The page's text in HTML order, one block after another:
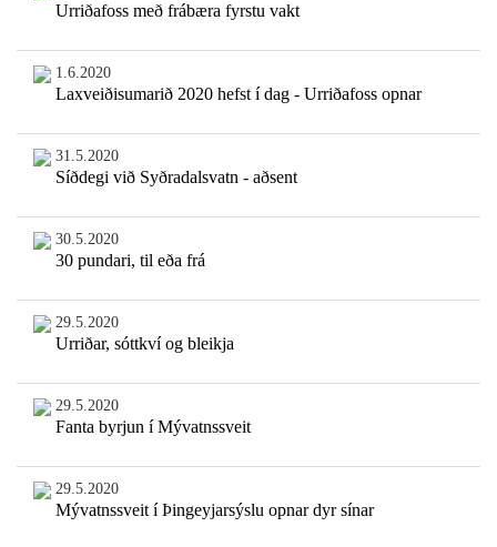
Urriðafoss með frábæra fyrstu vakt
1.6.2020
Laxveiðisumarið 2020 hefst í dag - Urriðafoss opnar
31.5.2020
Síðdegi við Syðradalsvatn - aðsent
30.5.2020
30 pundari, til eða frá
29.5.2020
Urriðar, sóttkví og bleikja
29.5.2020
Fanta byrjun í Mývatnssveit
29.5.2020
Mývatnssveit í Þingeyjarsýslu opnar dyr sínar